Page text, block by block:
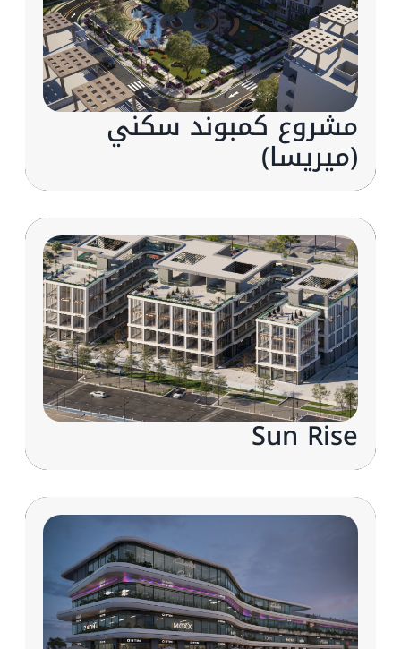
مشروع كمبوند سكني
(ميريسا)
Sun Rise